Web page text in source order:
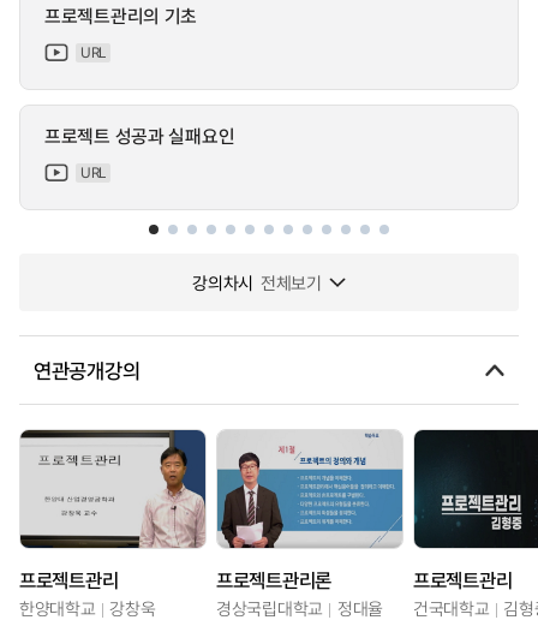
프로젝트관리의 기초
URL
프로젝트 성공과 실패요인
URL
강의차시 전체보기
연관공개강의
프로젝트관리
한양대학교 강창욱
프로젝트관리론
경상국립대학교 정대율
프로젝트관리
건국대학교 김